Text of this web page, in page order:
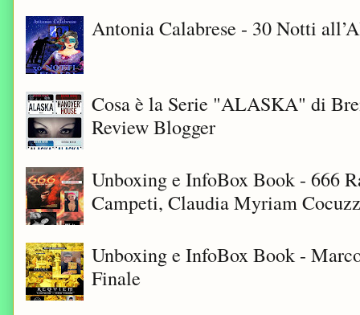
Antonia Calabrese - 30 Notti
Cosa è la Serie "ALASKA" di
Review Blogger
Unboxing e InfoBox Book - 666
Campeti, Claudia Myriam
Unboxing e InfoBox Book -
Finale